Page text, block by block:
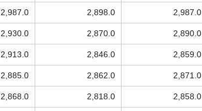
2,987.0 2,898.0 2,987.0
2,930.0 2,870.0 2,890.0
2,913.0 2,846.0 2,859.0
2,885.0 2,862.0 2,871.0
2,868.0 2,818.0 2,858.0